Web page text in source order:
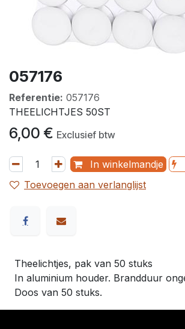
057176
Referentie: 057176
THEELICHTJES 50ST
6,00 € Exclusief btw
In winkelmandje
Toevoegen aan verlanglijst
Theelichtjes, pak van 50 stuks
In aluminium houder. Brandduur
Doos van 50 stuks.